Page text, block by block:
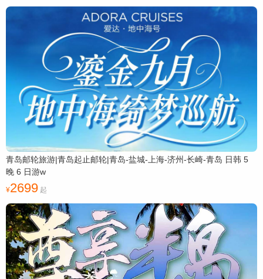
青岛邮轮旅游|青岛起止邮轮|青岛-盐城-上海-济州-长崎-青岛 日韩 5
晚 6 日游w
2699 起